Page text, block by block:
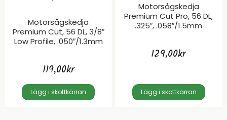
Motorsågskedja
Premium Cut, 56 DL, 3/8″
Low Profile, .050″/1.3mm
119,00kr
Lägg i skottkärran
Motorsågskedja
Premium Cut Pro, 56 DL,
.325″, .058″/1.5mm
129,00kr
Lägg i skottkärran